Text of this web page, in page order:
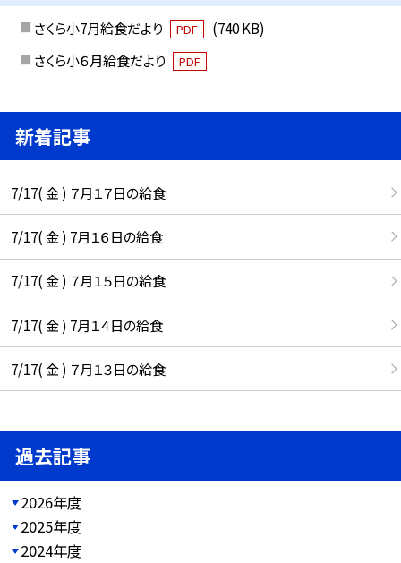
さくら小7月給食だより PDF
(740 KB)
さくら小６月給食だより
PDF
新着記事
7/17( 金 ) ７月１７日の給食
7/17( 金 ) 7月１６日の給食
7/17( 金 ) ７月１５日の給食
7/17( 金 ) 7月１４日の給食
7/17( 金 ) ７月１３日の給食
過去記事
2026年度
2025年度
2024年度